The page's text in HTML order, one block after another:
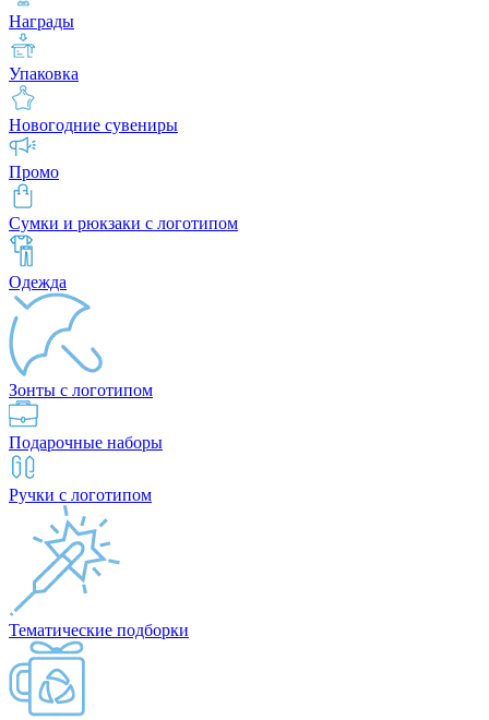
Награды
Упаковка
Новогодние сувениры
Промо
Сумки и рюкзаки с логотипом
Одежда
Зонты с логотипом
Подарочные наборы
Ручки с логотипом
Тематические подборки